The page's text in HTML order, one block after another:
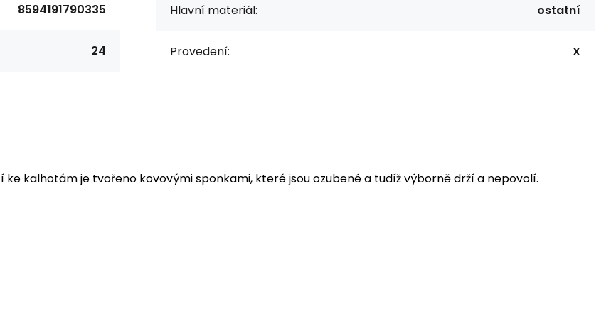
8594191790335
24
Hlavní materiál: ostatní
Provedení: X
ke kalhotám je tvořeno kovovými sponkami, které jsou ozubené a tudíž výborně drží a nepovolí.